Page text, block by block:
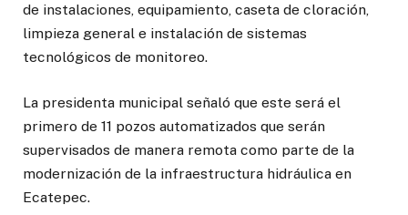
de instalaciones, equipamiento, caseta de cloración,
limpieza general e instalación de sistemas
tecnológicos de monitoreo.
La presidenta municipal señaló que este será el
primero de 11 pozos automatizados que serán
supervisados de manera remota como parte de la
modernización de la infraestructura hidráulica en
Ecatepec.